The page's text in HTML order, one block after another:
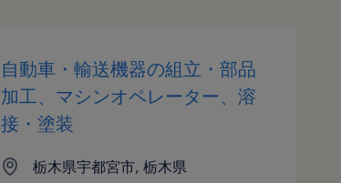
自動車・輸送機器の組立・部品
加工、マシンオペレーター、溶
接・塗装
栃木県宇都宮市, 栃木県